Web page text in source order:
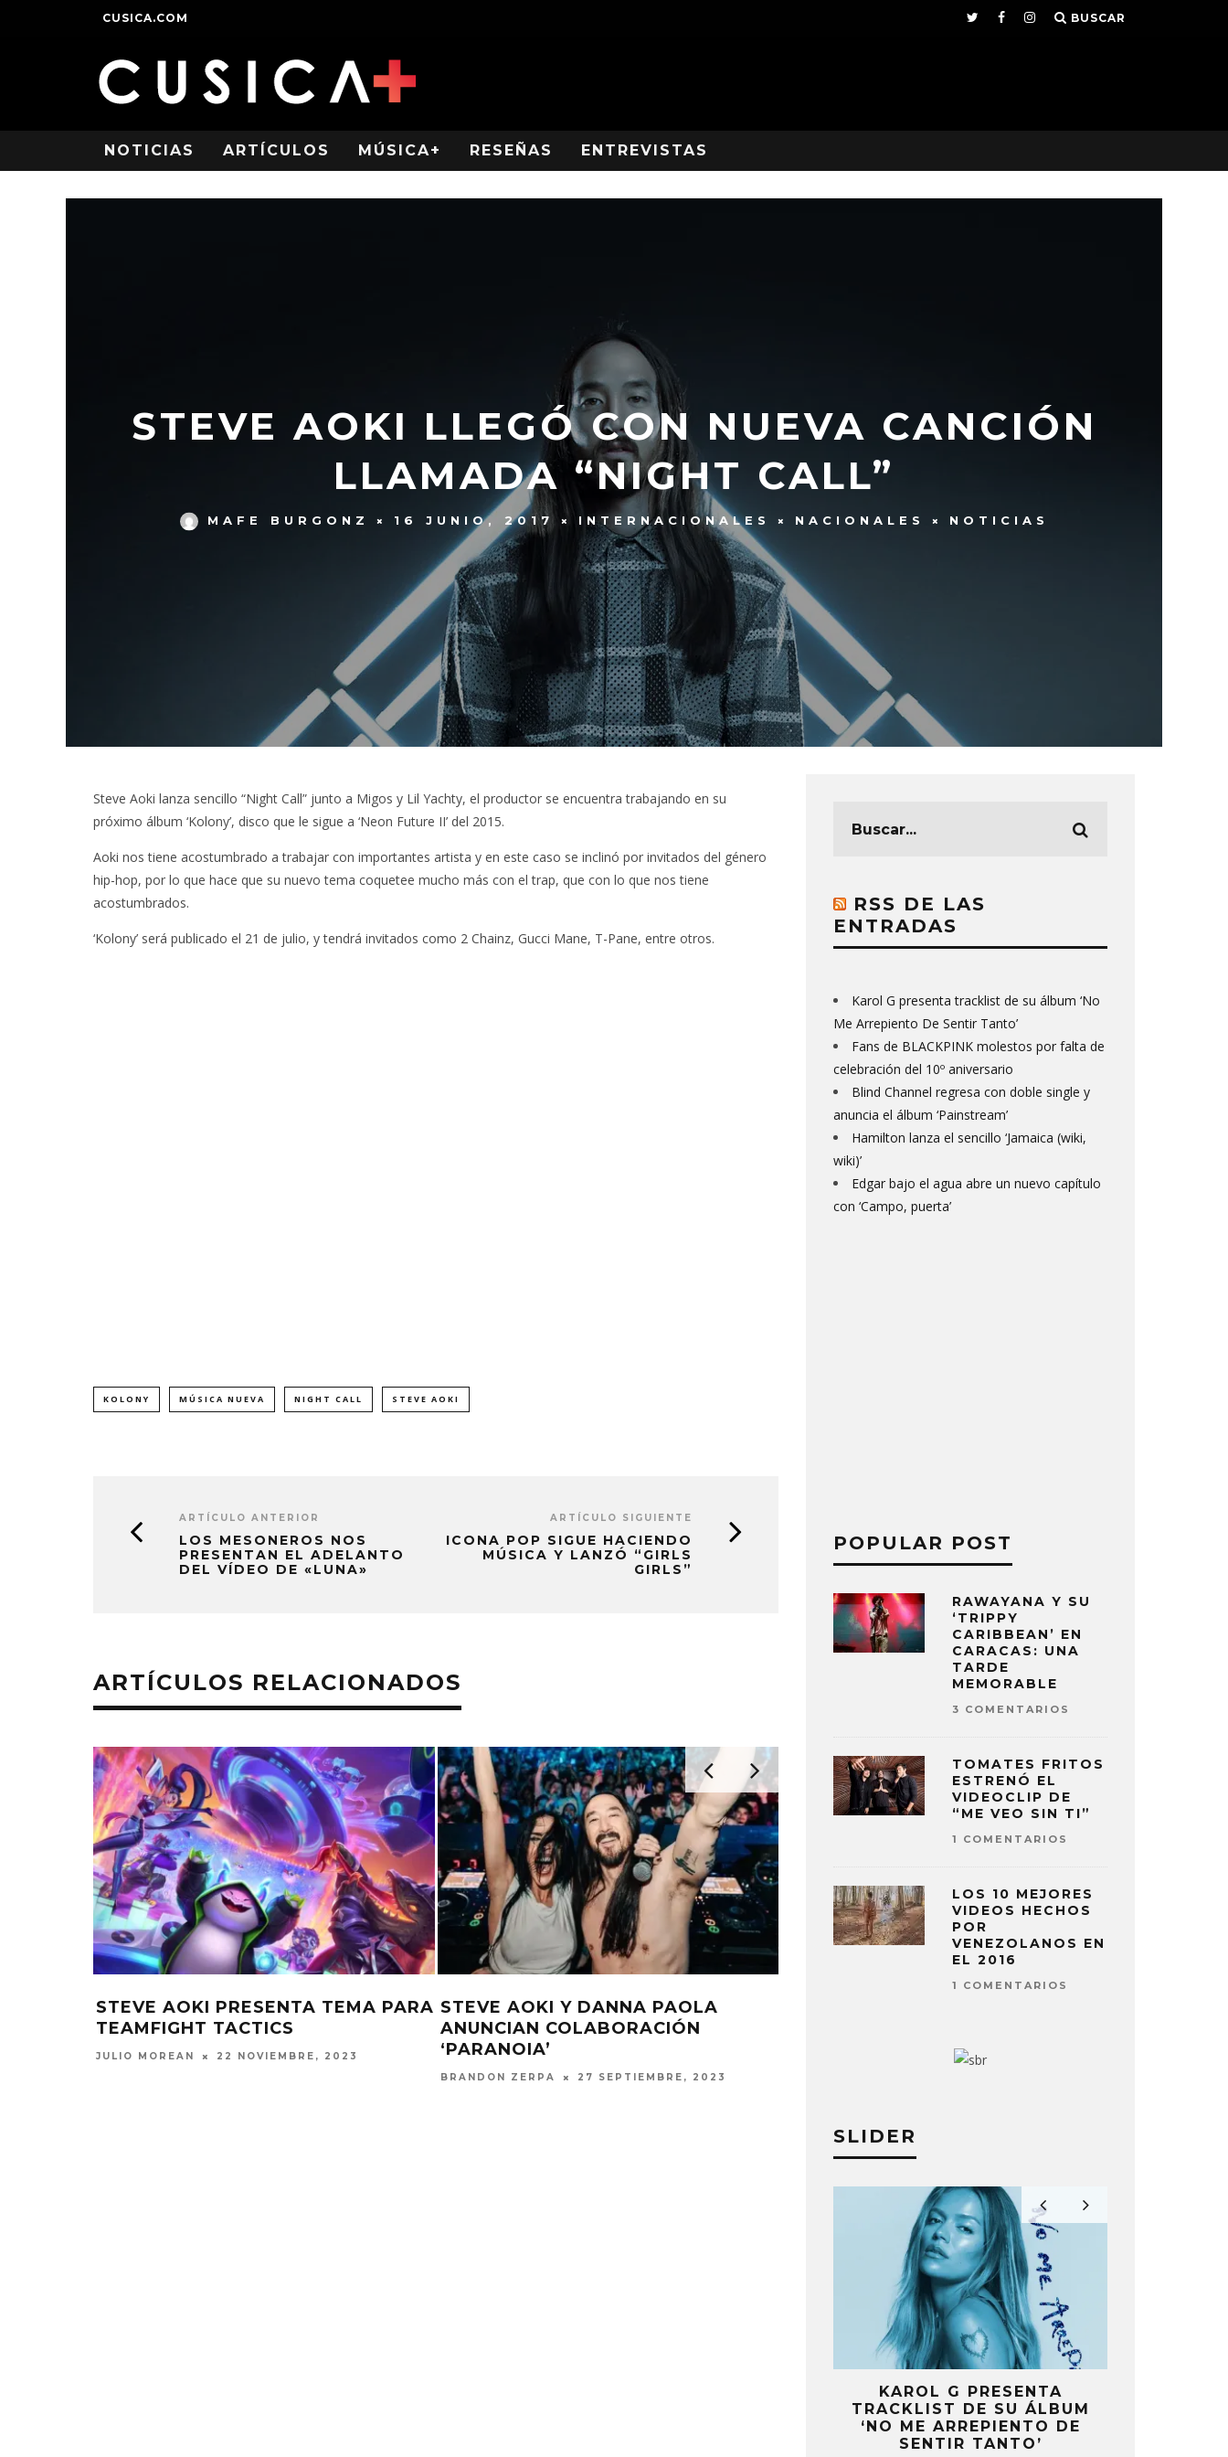
CUSICA.COM BUSCAR
NOTICIAS ARTÍCULOS MÚSICA+ RESEÑAS ENTREVISTAS
STEVE AOKI LLEGÓ CON NUEVA CANCIÓN
LLAMADA “NIGHT CALL”
MAFE BURGONZ 16 JUNIO, 2017 INTERNACIONALES NACIONALES NOTICIAS
Steve Aoki lanza sencillo “Night Call” junto a Migos y Lil Yachty, el productor se encuentra trabajando en su
próximo álbum ‘Kolony’, disco que le sigue a ‘Neon Future II’ del 2015.
Aoki nos tiene acostumbrado a trabajar con importantes artista y en este caso se inclinó por invitados del género
hip-hop, por lo que hace que su nuevo tema coquetee mucho más con el trap, que con lo que nos tiene
acostumbrados.
‘Kolony’ será publicado el 21 de julio, y tendrá invitados como 2 Chainz, Gucci Mane, T-Pane, entre otros.
KOLONY MÚSICA NUEVA NIGHT CALL STEVE AOKI
ARTÍCULO ANTERIOR
LOS MESONEROS NOS
PRESENTAN EL ADELANTO
DEL VÍDEO DE «LUNA»
ARTÍCULO SIGUIENTE
ICONA POP SIGUE HACIENDO
MÚSICA Y LANZÓ “GIRLS
GIRLS”
ARTÍCULOS RELACIONADOS
STEVE AOKI PRESENTA TEMA PARA
TEAMFIGHT TACTICS
JULIO MOREAN 22 NOVIEMBRE, 2023
STEVE AOKI Y DANNA PAOLA
ANUNCIAN COLABORACIÓN
‘PARANOIA’
BRANDON ZERPA 27 SEPTIEMBRE, 2023
13 ENERO, 2023
RSS DE LAS
ENTRADAS
Karol G presenta tracklist de su álbum ‘No
Me Arrepiento De Sentir Tanto’
Fans de BLACKPINK molestos por falta de
celebración del 10º aniversario
Blind Channel regresa con doble single y
anuncia el álbum ‘Painstream’
Hamilton lanza el sencillo ‘Jamaica (wiki,
wiki)’
Edgar bajo el agua abre un nuevo capítulo
con ‘Campo, puerta’
POPULAR POST
RAWAYANA Y SU
‘TRIPPY
CARIBBEAN’ EN
CARACAS: UNA
TARDE
MEMORABLE
3 COMENTARIOS
TOMATES FRITOS
ESTRENÓ EL
VIDEOCLIP DE
“ME VEO SIN TI”
1 COMENTARIOS
LOS 10 MEJORES
VIDEOS HECHOS
POR
VENEZOLANOS EN
EL 2016
1 COMENTARIOS
SLIDER
KAROL G PRESENTA
TRACKLIST DE SU ÁLBUM
‘NO ME ARREPIENTO DE
SENTIR TANTO’